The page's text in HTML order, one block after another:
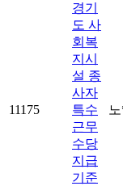
11175
경기
도 사
회복
지시
설 종
사자
특수
근무
수당
지급
기준